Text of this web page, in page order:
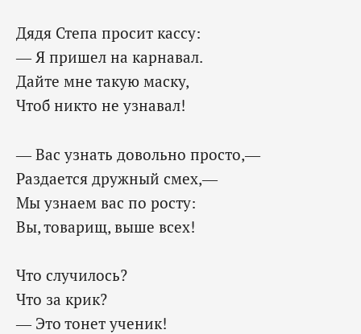
Дядя Степа просит кассу:
— Я пришел на карнавал.
Дайте мне такую маску,
Чтоб никто не узнавал!
— Вас узнать довольно просто,—
Раздается дружный смех,—
Мы узнаем вас по росту:
Вы, товарищ, выше всех!
Что случилось?
Что за крик?
— Это тонет ученик!